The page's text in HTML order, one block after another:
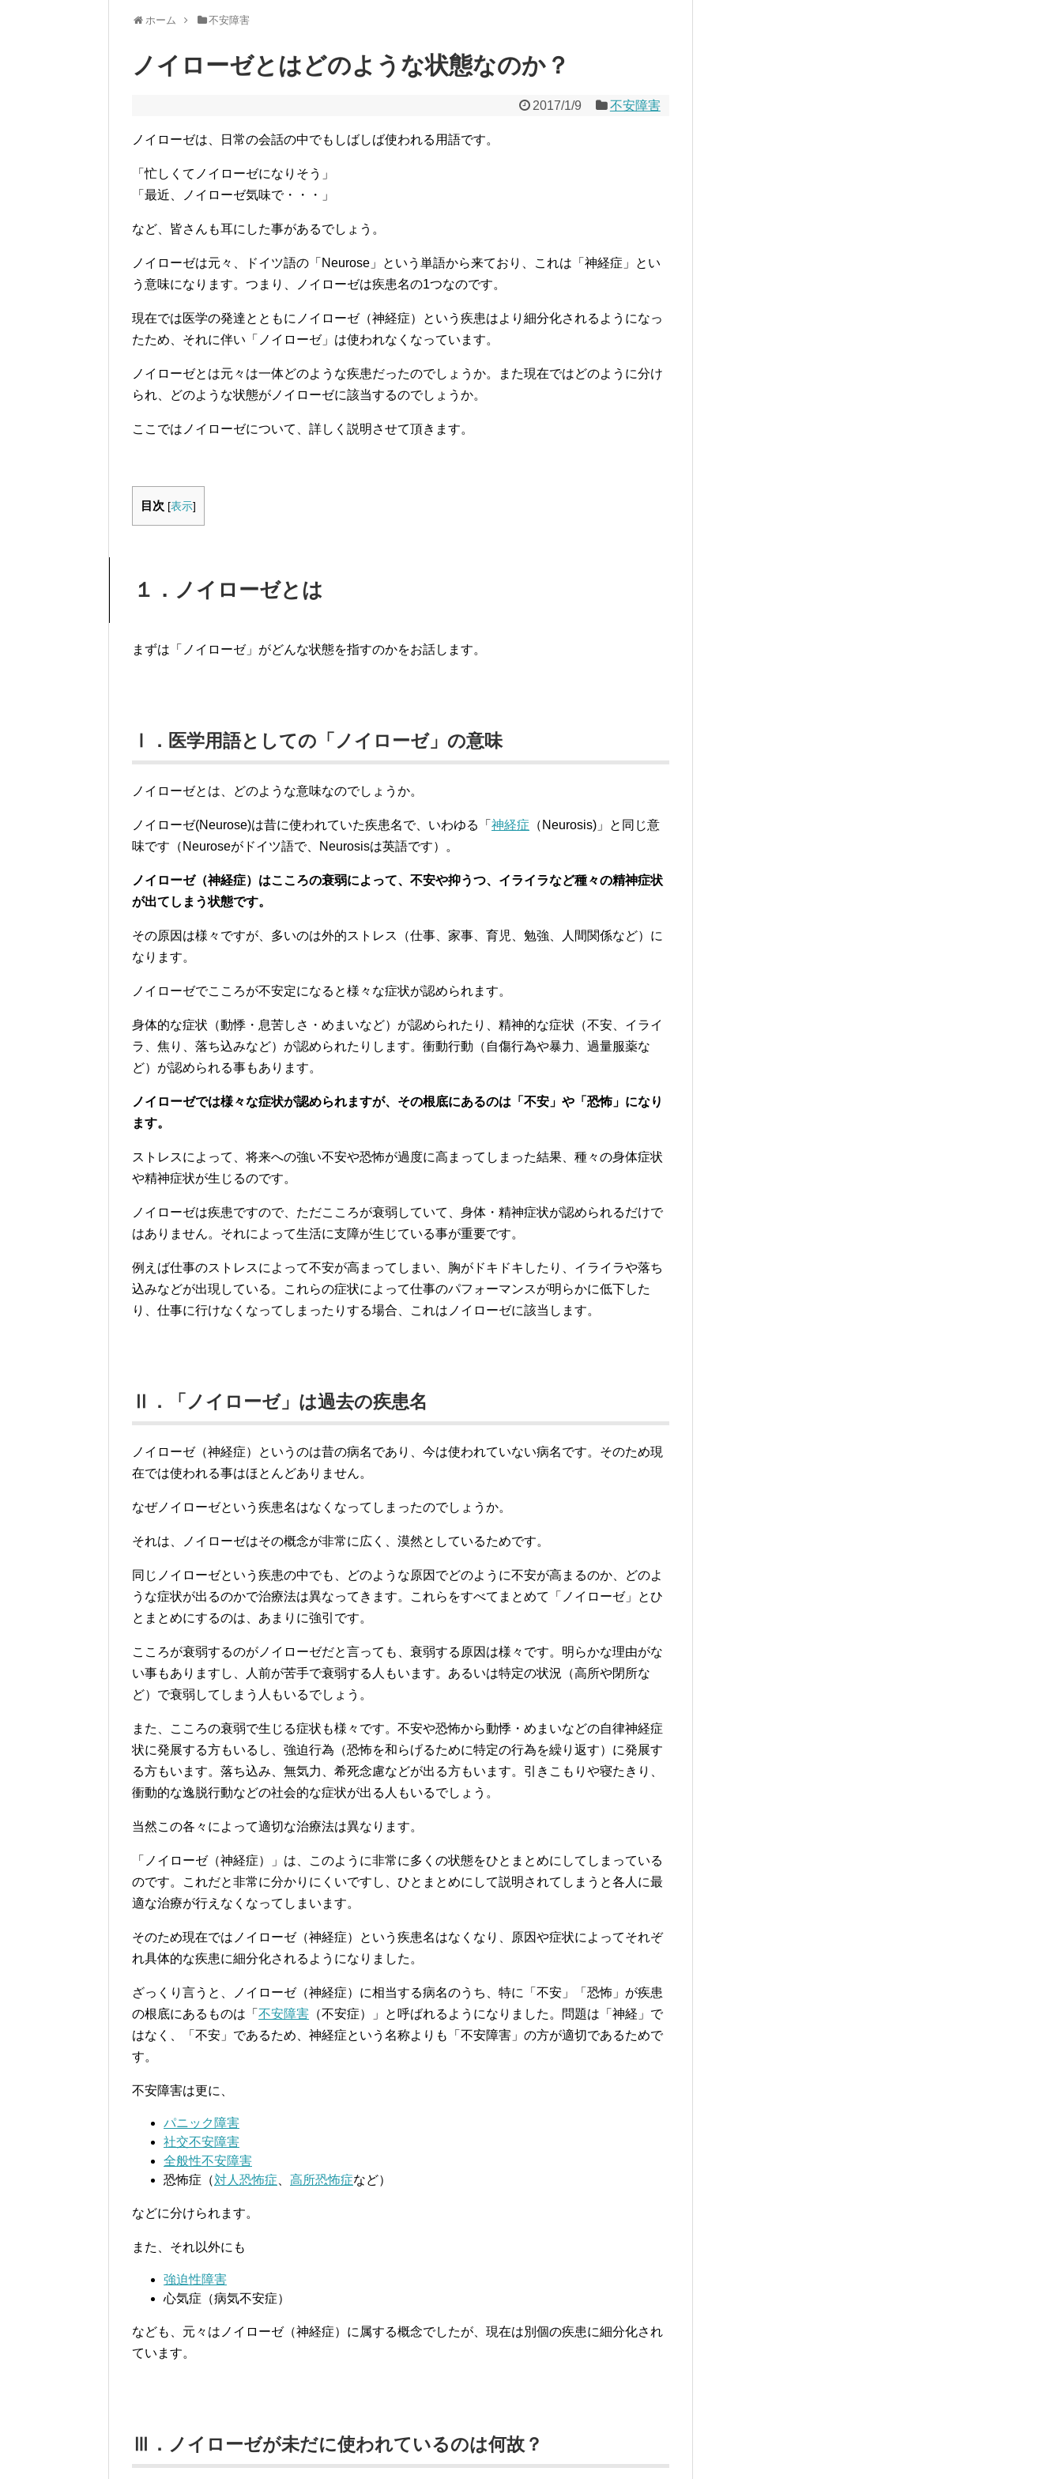
ホーム 不安障害
ノイローゼとはどのような状態なのか？
2017/1/9 不安障害
ノイローゼは、日常の会話の中でもしばしば使われる用語です。
「忙しくてノイローゼになりそう」
「最近、ノイローゼ気味で・・・」
など、皆さんも耳にした事があるでしょう。
ノイローゼは元々、ドイツ語の「Neurose」という単語から来ており、これは「神経症」とい
う意味になります。つまり、ノイローゼは疾患名の1つなのです。
現在では医学の発達とともにノイローゼ（神経症）という疾患はより細分化されるようになっ
たため、それに伴い「ノイローゼ」は使われなくなっています。
ノイローゼとは元々は一体どのような疾患だったのでしょうか。また現在ではどのように分け
られ、どのような状態がノイローゼに該当するのでしょうか。
ここではノイローゼについて、詳しく説明させて頂きます。
目次 [表示]
１．ノイローゼとは
まずは「ノイローゼ」がどんな状態を指すのかをお話します。
Ⅰ．医学用語としての「ノイローゼ」の意味
ノイローゼとは、どのような意味なのでしょうか。
ノイローゼ(Neurose)は昔に使われていた疾患名で、いわゆる「 神経症 （Neurosis)」と同じ意
味です（Neuroseがドイツ語で、Neurosisは英語です）。
ノイローゼ（神経症）はこころの衰弱によって、不安や抑うつ、イライラなど種々の精神症状
が出てしまう状態です。
その原因は様々ですが、多いのは外的ストレス（仕事、家事、育児、勉強、人間関係など）に
なります。
ノイローゼでこころが不安定になると様々な症状が認められます。
身体的な症状（動悸・息苦しさ・めまいなど）が認められたり、精神的な症状（不安、イライ
ラ、焦り、落ち込みなど）が認められたりします。衝動行動（自傷行為や暴力、過量服薬な
ど）が認められる事もあります。
ノイローゼでは様々な症状が認められますが、その根底にあるのは「不安」や「恐怖」になり
ます。
ストレスによって、将来への強い不安や恐怖が過度に高まってしまった結果、種々の身体症状
や精神症状が生じるのです。
ノイローゼは疾患ですので、ただこころが衰弱していて、身体・精神症状が認められるだけで
はありません。それによって生活に支障が生じている事が重要です。
例えば仕事のストレスによって不安が高まってしまい、胸がドキドキしたり、イライラや落ち
込みなどが出現している。これらの症状によって仕事のパフォーマンスが明らかに低下した
り、仕事に行けなくなってしまったりする場合、これはノイローゼに該当します。
Ⅱ．「ノイローゼ」は過去の疾患名
ノイローゼ（神経症）というのは昔の病名であり、今は使われていない病名です。そのため現
在では使われる事はほとんどありません。
なぜノイローゼという疾患名はなくなってしまったのでしょうか。
それは、ノイローゼはその概念が非常に広く、漠然としているためです。
同じノイローゼという疾患の中でも、どのような原因でどのように不安が高まるのか、どのよ
うな症状が出るのかで治療法は異なってきます。これらをすべてまとめて「ノイローゼ」とひ
とまとめにするのは、あまりに強引です。
こころが衰弱するのがノイローゼだと言っても、衰弱する原因は様々です。明らかな理由がな
い事もありますし、人前が苦手で衰弱する人もいます。あるいは特定の状況（高所や閉所な
ど）で衰弱してしまう人もいるでしょう。
また、こころの衰弱で生じる症状も様々です。不安や恐怖から動悸・めまいなどの自律神経症
状に発展する方もいるし、強迫行為（恐怖を和らげるために特定の行為を繰り返す）に発展す
る方もいます。落ち込み、無気力、希死念慮などが出る方もいます。引きこもりや寝たきり、
衝動的な逸脱行動などの社会的な症状が出る人もいるでしょう。
当然この各々によって適切な治療法は異なります。
「ノイローゼ（神経症）」は、このように非常に多くの状態をひとまとめにしてしまっている
のです。これだと非常に分かりにくいですし、ひとまとめにして説明されてしまうと各人に最
適な治療が行えなくなってしまいます。
そのため現在ではノイローゼ（神経症）という疾患名はなくなり、原因や症状によってそれぞ
れ具体的な疾患に細分化されるようになりました。
ざっくり言うと、ノイローゼ（神経症）に相当する病名のうち、特に「不安」「恐怖」が疾患
の根底にあるものは「 不安障害 （不安症）」と呼ばれるようになりました。問題は「神経」で
はなく、「不安」であるため、神経症という名称よりも「不安障害」の方が適切であるためで
す。
不安障害は更に、
パニック障害
社交不安障害
全般性不安障害
恐怖症（対人恐怖症 高所恐怖症など）
などに分けられます。
また、それ以外にも
強迫性障害
心気症（病気不安症）
なども、元々はノイローゼ（神経症）に属する概念でしたが、現在は別個の疾患に細分化され
ています。
Ⅲ．ノイローゼが未だに使われているのは何故？